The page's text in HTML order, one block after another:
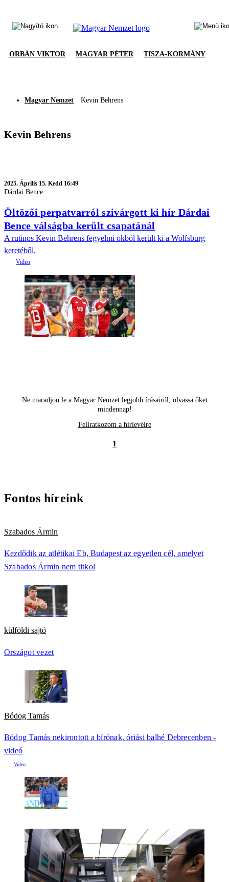
ORBÁN VIKTOR MAGYAR PÉTER TISZA-KORMÁNY
Magyar Nemzet Kevin Behrens
Kevin Behrens
2025. Április 15. Kedd 16:49
Dárdai Bence
Öltözői perpatvarról szivárgott ki hír Dárdai
Bence válságba került csapatánál
A rutinos Kevin Behrens fegyelmi okból került ki a Wolfsburg
keretéből.
Ne maradjon le a Magyar Nemzet legjobb írásairól, olvassa őket
mindennap!
Feliratkozom a hírlevélre
1
Fontos híreink
Szabados Ármin
Kezdődik az atlétikai Eb, Budapest az egyetlen cél, amelyet
Szabados Ármin nem titkol
külföldi sajtó
Országot vezet
Bódog Tamás
Bódog Tamás nekirontott a bírónak, óriási balhé Debrecenben -
videó